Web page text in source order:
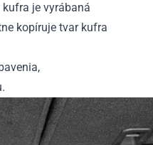
je vyrábaná
kopíruje tvar kufra